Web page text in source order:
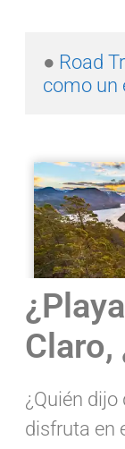
● Road
como un
Claro,
¿Quién
disfruta en